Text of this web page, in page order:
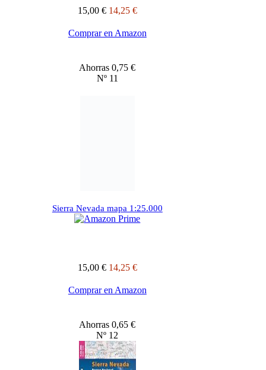
15,00 € 14,25 €
Comprar en Amazon
Ahorras 0,75 €
Nº 11
Sierra Nevada mapa 1:25.000
15,00 € 14,25 €
Comprar en Amazon
Ahorras 0,65 €
Nº 12